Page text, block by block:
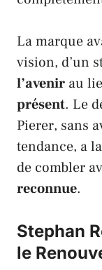
La marque
vision, d’un
l’avenir au
présent. Le
Pierer, sans
tendance, a
de combler
reconnue.
Stephan
le